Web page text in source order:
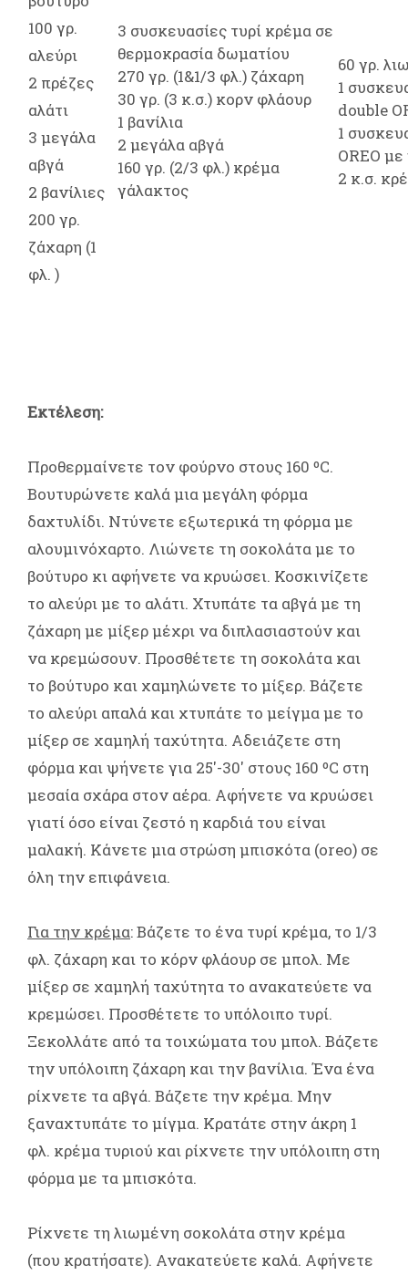
100 γρ.
αλεύρι
2 πρέζες
αλάτι
3 μεγάλα
αβγά
2 βανίλιες
200 γρ.
ζάχαρη (1
φλ. )
3 συσκευασίες τυρί κρέμα σε
θερμοκρασία δωματίου
270 γρ. (1&1/3 φλ.) ζάχαρη
30 γρ. (3 κ.σ.) κορν φλάουρ
1 βανίλια
2 μεγάλα αβγά
160 γρ. (2/3 φλ.) κρέμα
γάλακτος
60 γρ.
1
double
1
OREO
2 κ.σ.
Εκτέλεση:
Προθερμαίνετε τον φούρνο στους 160 ºC.
Βουτυρώνετε καλά μια μεγάλη φόρμα
δαχτυλίδι. Ντύνετε εξωτερικά τη φόρμα με
αλουμινόχαρτο. Λιώνετε τη σοκολάτα με το
βούτυρο κι αφήνετε να κρυώσει. Κοσκινίζετε
το αλεύρι με το αλάτι. Χτυπάτε τα αβγά με τη
ζάχαρη με μίξερ μέχρι να διπλασιαστούν και
να κρεμώσουν. Προσθέτετε τη σοκολάτα και
το βούτυρο και χαμηλώνετε το μίξερ. Βάζετε
το αλεύρι απαλά και χτυπάτε το μείγμα με το
μίξερ σε χαμηλή ταχύτητα. Αδειάζετε στη
φόρμα και ψήνετε για 25'-30' στους 160 ºC στη
μεσαία σχάρα στον αέρα. Αφήνετε να κρυώσει
γιατί όσο είναι ζεστό η καρδιά του είναι
μαλακή. Κάνετε μια στρώση μπισκότα (oreo) σε
όλη την επιφάνεια.
Για την κρέμα: Βάζετε το ένα τυρί κρέμα, το 1/3
φλ. ζάχαρη και το κόρν φλάουρ σε μπολ. Με
μίξερ σε χαμηλή ταχύτητα το ανακατεύετε να
κρεμώσει. Προσθέτετε το υπόλοιπο τυρί.
Ξεκολλάτε από τα τοιχώματα του μπολ. Βάζετε
την υπόλοιπη ζάχαρη και την βανίλια. Ένα ένα
ρίχνετε τα αβγά. Βάζετε την κρέμα. Μην
ξαναχτυπάτε το μίγμα. Κρατάτε στην άκρη 1
φλ. κρέμα τυριού και ρίχνετε την υπόλοιπη στη
φόρμα με τα μπισκότα.
Ρίχνετε τη λιωμένη σοκολάτα στην κρέμα
(που κρατήσατε). Ανακατεύετε καλά. Αφήνετε